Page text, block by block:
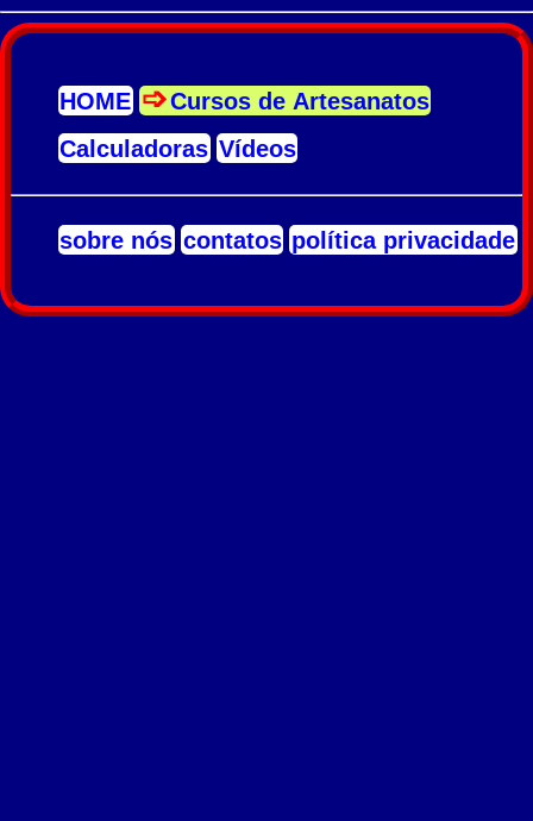
HOME
Cursos de Artesanatos
Calculadoras Vídeos
sobre nós contatos política privacidade